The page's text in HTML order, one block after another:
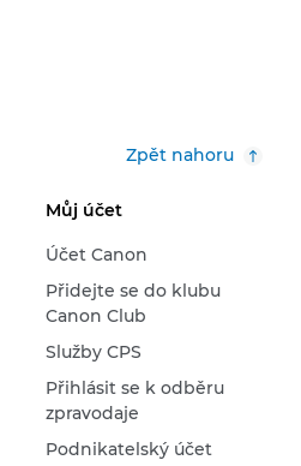
Zpět nahoru
Můj účet
Účet Canon
Přidejte se do klubu
Canon Club
Služby CPS
Přihlásit se k odběru
zpravodaje
Podnikatelský účet